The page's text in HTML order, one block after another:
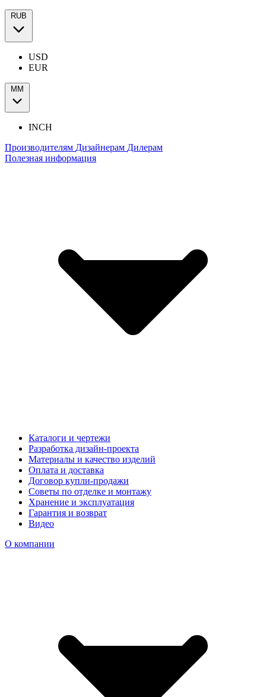
RUB
USD
EUR
ММ
INCH
Производителям Дизайнерам Дилерам
Полезная информация
Каталоги и чертежи
Разработка дизайн-проекта
Материалы и качество изделий
Оплата и доставка
Договор купли-продажи
Советы по отделке и монтажу
Хранение и эксплуатация
Гарантия и возврат
Видео
О компании